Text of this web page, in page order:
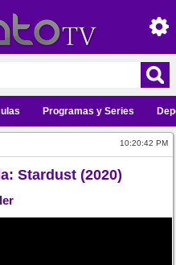
Programas y Series
10:20:42 PM
Stardust (2020)